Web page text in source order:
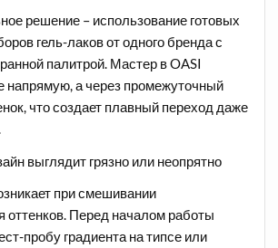
решение – использование готовых
гель-лаков от одного бренда с
палитрой. Мастер в OASI
напрямую, а через промежуточный
что создает плавный переход даже
выглядит грязно или неопрятно
при смешивании
оттенков. Перед началом работы
пробу градиента на типсе или